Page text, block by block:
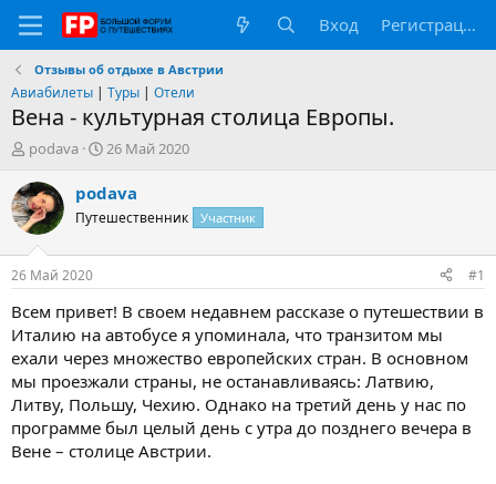
Вход Регистрация
Отзывы об отдыхе в Австрии
Авиабилеты | Туры | Отели
Вена - культурная столица Европы.
А
т
о
р
т
е
м
ы
podava
Д
т
н
а
л
26 Май 2020
podava
Путешественник Участник
26 Май 2020 #1
Всем привет! В своем недавнем рассказе о путешествии в
Италию на автобусе я упоминала, что транзитом мы
ехали через множество европейских стран. В основном
мы проезжали страны, не останавливаясь: Латвию,
Литву, Польшу, Чехию. Однако на третий день у нас по
программе был целый день с утра до позднего вечера в
Вене – столице Австрии.